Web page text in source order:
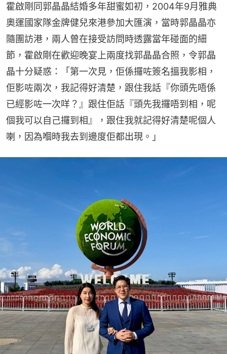
霍啟剛同郭晶晶結婚多年甜蜜如初，2004年9月雅典
奧運國家隊金牌健兒來港參加大匯演，當時郭晶晶亦
隨團訪港，兩人曾在接受訪問時透露當年碰面的細
節，霍啟剛在歡迎晚宴上兩度找郭晶晶合照，令郭晶
晶十分疑惑：「第一次見，佢係攞咗簽名搵我影相，
佢影咗兩次，我記得好清楚，跟住我話『你頭先唔係
已經影咗一次咩？』跟住佢話『頭先我攞唔到相，呢
個我可以自己攞到相』，跟住我就記得好清楚呢個人
喇，因為嗰時我去到邊度佢都出現。」